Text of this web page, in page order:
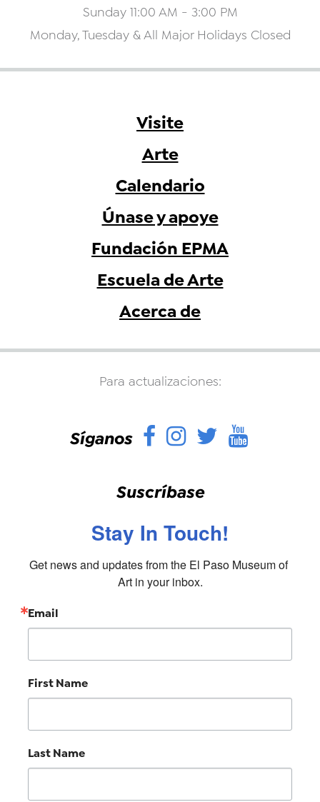
Sunday 11:00 AM - 3:00 PM
Monday, Tuesday & All Major Holidays Closed
Visite
Arte
Calendario
Únase y apoye
Fundación EPMA
Escuela de Arte
Acerca de
Para actualizaciones:
Síganos Facebook
Instagram
Twitter
Suscríbase
Stay In Touch!
Get news and updates from the El Paso Museum of
Art in your inbox.
Email
First Name
Last Name